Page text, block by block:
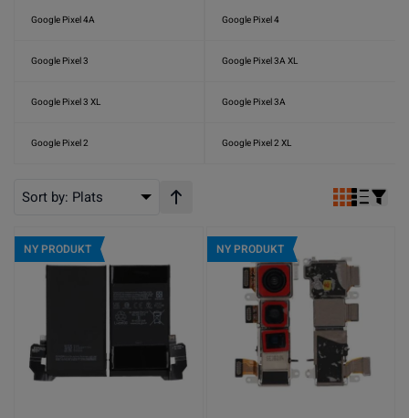
Google Pixel 4A Google Pixel 4
Google Pixel 3 Google Pixel 3A XL
Google Pixel 3 XL Google Pixel 3A
Google Pixel 2 Google Pixel 2 XL
Sort by: Plats Stigande ordning
NY PRODUKT NY PRODUKT